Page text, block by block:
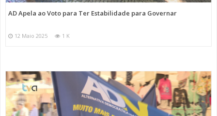
AD Apela ao Voto para Ter Estabilidade para Governar
12 Maio 2025 1 K